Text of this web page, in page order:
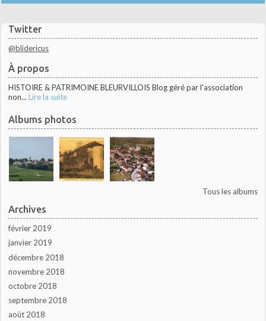
Twitter
@blidericus
À propos
HISTOIRE & PATRIMOINE BLEURVILLOIS Blog géré par l'association
non... Lire la suite
Albums photos
Tous les albums
Archives
février 2019
janvier 2019
décembre 2018
novembre 2018
octobre 2018
septembre 2018
août 2018